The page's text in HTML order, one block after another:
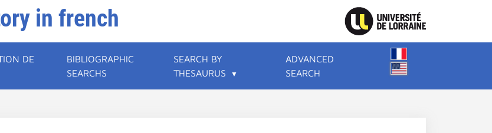
in french
DE
BIBLIOGRAPHIC
SEARCHS
SEARCH BY
THESAURUS
ADVANCED
SEARCH